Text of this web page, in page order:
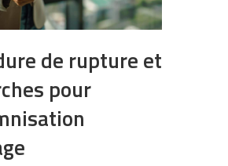
de rupture et
pour